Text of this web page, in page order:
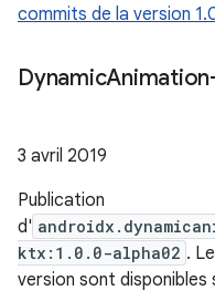
commits de la version
Dynamic
3 avril 2019
Publication
d'
ktx:1.0.0-alpha02 .
version sont disponibles